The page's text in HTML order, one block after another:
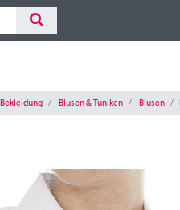
Bekleidung Blusen & Tuniken Blusen